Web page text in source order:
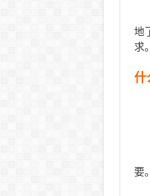
地
求。
什
要。